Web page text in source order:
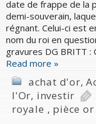
date de frappe de la
demi-souverain,
régnant. Celui-ci est
nom du roi en
gravures DG BRITT :
Read more »
achat d'or,
l'Or, investir
royale , pièce or